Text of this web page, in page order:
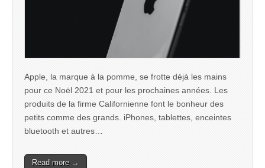
Apple, la marque à la pomme, se frotte déjà les mains
pour ce Noël 2021 et pour les prochaines années. Les
produits de la firme Californienne font le bonheur des
petits comme des grands. iPhones, tablettes, enceintes
bluetooth et autres…
Read more →